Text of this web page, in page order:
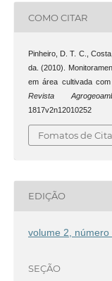
COMO CITAR
Pinheiro, D. T. C.,
da. (2010).
em área cultivada
Revista
1817v2n12010252
Fomatos de
EDIÇÃO
volume 2, número
SEÇÃO